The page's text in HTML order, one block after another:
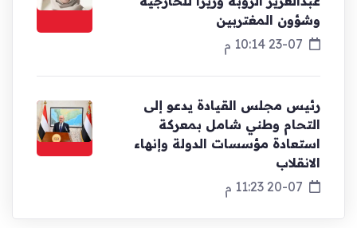
وشؤون المغتربين
23-07 10:14 م
رئيس مجلس القيادة يدعو إلى
التحام وطني شامل بمعركة
استعادة مؤسسات الدولة وإنهاء
الانقلاب
20-07 11:23 م